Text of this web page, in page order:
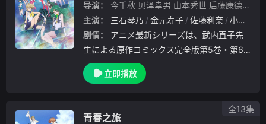
导演：
今千秋 贝泽幸男 山本秀世 后藤康德 阿部
主演：
三石琴乃 金元寿子 佐藤利奈
小清水亚美
剧情：
生による原作コミックス完全版第5巻・第6
巻の第3期＜デス・バスターズ編＞を映像化
するもので、セーラー戦士と、謎の組織 デス
立即播放
青春之旅
全13集